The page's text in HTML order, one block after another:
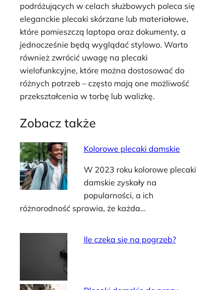
podróżujących w celach służbowych poleca się
eleganckie plecaki skórzane lub materiałowe,
które pomieszczą laptopa oraz dokumenty, a
jednocześnie będą wyglądać stylowo. Warto
również zwrócić uwagę na plecaki
wielofunkcyjne, które można dostosować do
różnych potrzeb – często mają one możliwość
przekształcenia w torbę lub walizkę.
Zobacz także
Kolorowe plecaki damskie
W 2023 roku kolorowe plecaki
damskie zyskały na
popularności, a ich
różnorodność sprawia, że każda…
Ile czeka się na pogrzeb?